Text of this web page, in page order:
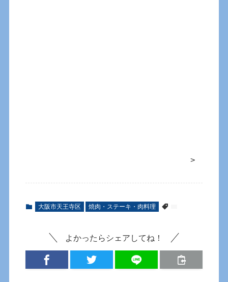
>
大阪市天王寺区 焼肉・ステーキ・肉料理
よかったらシェアしてね！